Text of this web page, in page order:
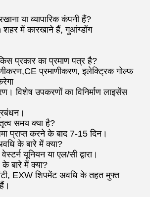
या व्यापारिक कंपनी हैं?
में कारखाने हैं, गुआंग्डोंग
प्रकार का प्रमाण पत्र है?
प्रमाणीकरण, इलेक्ट्रिक गोल्फ
विशेष उपकरणों का विनिर्माण लाइसेंस
समय क्या है?
प्राप्त करने के बाद 7-15 दिन।
के बारे में क्या?
यूनियन या एल/सी द्वारा।
के बारे में क्या?
EXW शिपमेंट अवधि के तहत मुफ्त